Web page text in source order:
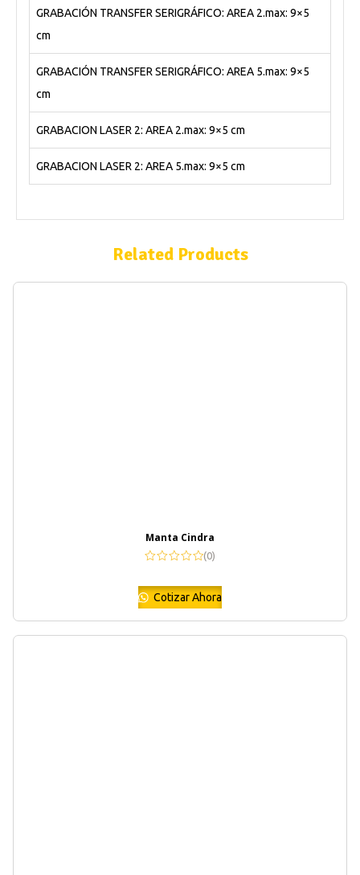
GRABACIÓN TRANSFER SERIGRÁFICO: AREA 2.max: 9×5
cm
GRABACIÓN TRANSFER SERIGRÁFICO: AREA 5.max: 9×5
cm
GRABACION LASER 2: AREA 2.max: 9×5 cm
GRABACION LASER 2: AREA 5.max: 9×5 cm
Related Products
Manta Cindra
(0)
Cotizar Ahora